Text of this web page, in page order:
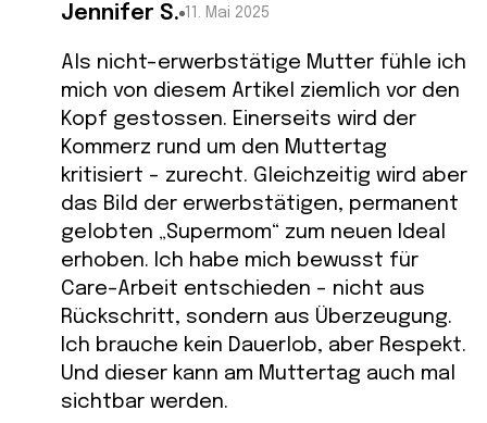
Jennifer S. 11. Mai 2025
Als nicht-erwerbstätige Mutter fühle ich
mich von diesem Artikel ziemlich vor den
Kopf gestossen. Einerseits wird der
Kommerz rund um den Muttertag
kritisiert – zurecht. Gleichzeitig wird aber
das Bild der erwerbstätigen, permanent
gelobten „Supermom“ zum neuen Ideal
erhoben. Ich habe mich bewusst für
Care-Arbeit entschieden – nicht aus
Rückschritt, sondern aus Überzeugung.
Ich brauche kein Dauerlob, aber Respekt.
Und dieser kann am Muttertag auch mal
sichtbar werden.